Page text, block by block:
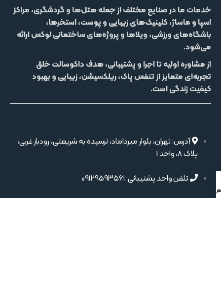
خدمات ما در صنایع مختلف از جملههتل‌‌ها و گردشگری، مراکز
اسپا و ماساژ، کلینیک‌های زیبایی و پوست، استخرها،
باشگاه‌های ورزشی، ویلاها و پروژه‌های ساختمانی لوکسارائه
می‌شود.
از مشاوره اولیه تا اجرا و پشتیبانی، هدف داکوسالت خلق
تجربه‌ای متمایز ازتنفس پاک، ریلکسیشن، زیبایی و بهبود
کیفیت زندگیاست.
آدرس: تهران، بلوار میرداماد، نرسیده به شریعتی، رودبار غربی،
پلاک 8، واحد 1
تلفن واحد پشتیبانی: ۰۹۱۲۹۵۹۳۵۶۱
واتساپ
تلفنی